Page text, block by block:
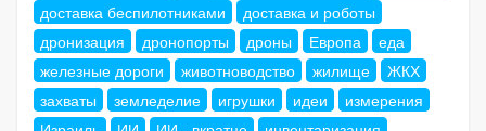
доставка беспилотниками
доставка и роботы
дронизация
дронопорты дроны Европа
еда
железные дороги
животноводство жилище
ЖКХ
захваты
земледелие игрушки идеи
измерения